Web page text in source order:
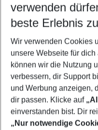
Flug & Hotel Jandia
Last Minute Jandia
Familienurlaub
Frübucher
Pauschalreisen
verwenden
beste Erlebnis
Wir verwenden Cookies
unsere Webseite für
können wir die Nutzung
verbessern, dir Support
und Werbung anzeigen,
dir passen. Klicke auf
einverstanden bist. Dir
„Nur notwendige